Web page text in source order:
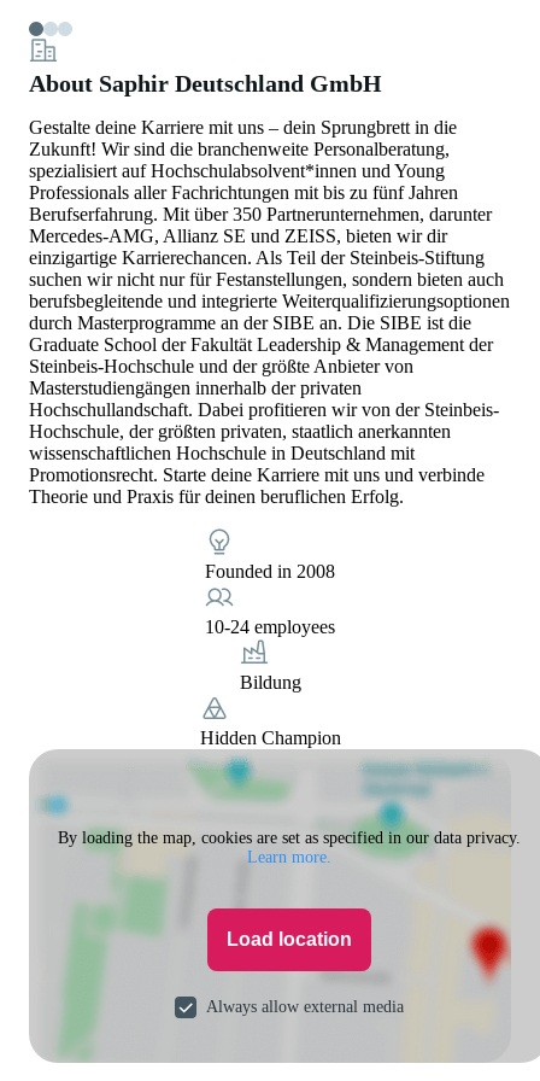
About Saphir Deutschland GmbH
Gestalte deine Karriere mit uns – dein Sprungbrett in die
Zukunft! Wir sind die branchenweite Personalberatung,
spezialisiert auf Hochschulabsolvent*innen und Young
Professionals aller Fachrichtungen mit bis zu fünf Jahren
Berufserfahrung. Mit über 350 Partnerunternehmen, darunter
Mercedes-AMG, Allianz SE und ZEISS, bieten wir dir
einzigartige Karrierechancen. Als Teil der Steinbeis-Stiftung
suchen wir nicht nur für Festanstellungen, sondern bieten auch
berufsbegleitende und integrierte Weiterqualifizierungsoptionen
durch Masterprogramme an der SIBE an. Die SIBE ist die
Graduate School der Fakultät Leadership & Management der
Steinbeis-Hochschule und der größte Anbieter von
Masterstudiengängen innerhalb der privaten
Hochschullandschaft. Dabei profitieren wir von der Steinbeis-
Hochschule, der größten privaten, staatlich anerkannten
wissenschaftlichen Hochschule in Deutschland mit
Promotionsrecht. Starte deine Karriere mit uns und verbinde
Theorie und Praxis für deinen beruflichen Erfolg.
Founded in 2008
10-24 employees
Bildung
Hidden Champion
By loading the map, cookies are set as specified in our data privacy.
Learn more.
Load location
Always allow external media